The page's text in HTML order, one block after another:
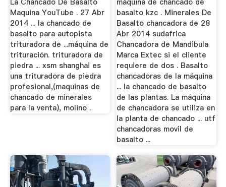
La Chancado De Basalto
Maquina YouTube . 27 Abr
2014 ... la chancado de
basalto para autopista
trituradora de ...máquina de
trituración. trituradora de
piedra ... xsm shanghai es
una trituradora de piedra
profesional,(maquinas de
chancado de minerales
para la venta), molino .
máquina de chancado de
basalto kzc . Minerales De
Basalto chancadora de 28
Abr 2014 sudafrica
Chancadora de Mandibula
Marca Extec si el cliente
requiere de dos . Basalto
chancadoras de la máquina
... la chancado de basalto
de las plantas. La máquina
de chancadora se utiliza en
la planta de chancado ... utf
chancadoras movil de
basalto ...